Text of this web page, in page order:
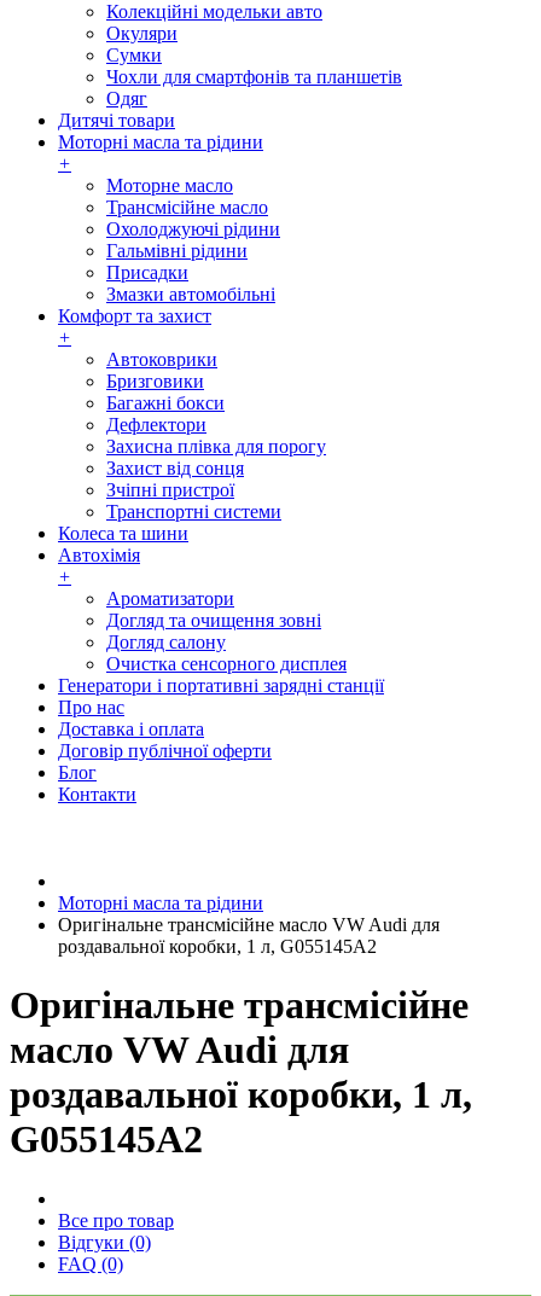
Колекційні модельки авто
Окуляри
Сумки
Чохли для смартфонів та планшетів
Одяг
Дитячі товари
Моторні масла та рідини
+
Моторне масло
Трансмісійне масло
Охолоджуючі рідини
Гальмівні рідини
Присадки
Змазки автомобільні
Комфорт та захист
+
Автоковрики
Бризговики
Багажні бокси
Дефлектори
Захисна плівка для порогу
Захист від сонця
Зчіпні пристрої
Транспортні системи
Колеса та шини
Автохімія
+
Ароматизатори
Догляд та очищення зовні
Догляд салону
Очистка сенсорного дисплея
Генератори і портативні зарядні станції
Про нас
Доставка і оплата
Договір публічної оферти
Блог
Контакти
Моторні масла та рідини
Оригінальне трансмісійне масло VW Audi для
роздавальної коробки, 1 л, G055145A2
Оригінальне трансмісійне
масло VW Audi для
роздавальної коробки, 1 л,
G055145A2
Все про товар
Відгуки (0)
FAQ (0)